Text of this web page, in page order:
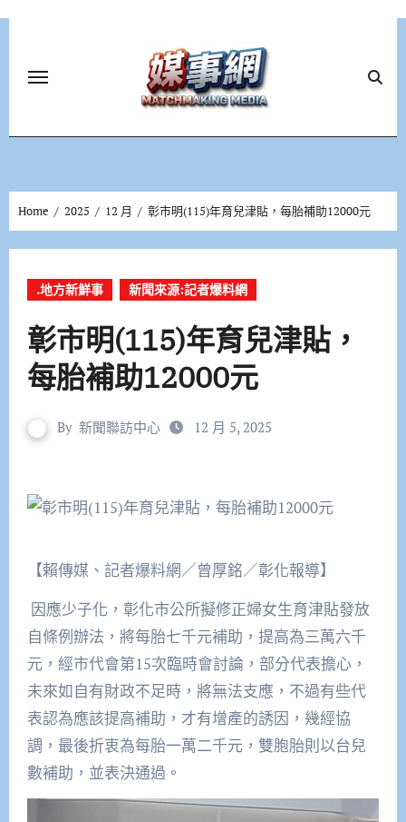
Home 2025 12 月 彰市明(115)年育兒津貼，每胎補助12000元
.地方新鮮事 新聞來源:記者爆料網
彰市明(115)年育兒津貼，
每胎補助12000元
By 新聞聯訪中心 12 月 5, 2025
【賴傳媒、記者爆料網／曾厚銘／彰化報導】
因應少子化，彰化市公所擬修正婦女生育津貼發放
自條例辦法，將每胎七千元補助，提高為三萬六千
元，經市代會第15次臨時會討論，部分代表擔心，
未來如自有財政不足時，將無法支應，不過有些代
表認為應該提高補助，才有增產的誘因，幾經協
調，最後折衷為每胎一萬二千元，雙胞胎則以台兒
數補助，並表決通過。